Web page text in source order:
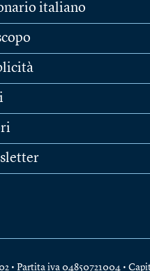
italiano
Partita iva 04850721004 •